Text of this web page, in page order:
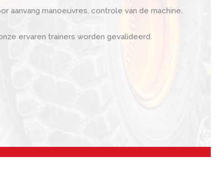
aanvang manoeuvres, controle van de machine.
ervaren trainers worden gevalideerd.